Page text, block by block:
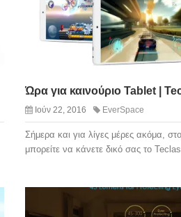
Ώρα για καινούριο Tablet |
Ιούν 22, 2016 EverSpace
Σήμερα και για λίγες μέρες ακόμα,
μπορείτε να κάνετε δικό σας το